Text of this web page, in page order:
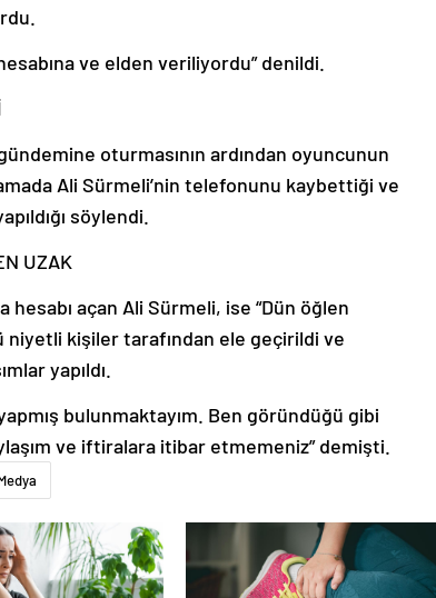
ve elden veriliyordu” denildi.
oturmasının ardından oyuncunun
Ali Sürmeli’nin telefonunu kaybettiği ve
söylendi.
UZAK
hesabı açan Ali Sürmeli, ise “Dün öğlen
niyetli kişiler tarafından ele geçirildi ve
yapıldı.
bulunmaktayım. Ben göründüğü gibi
ve iftiralara itibar etmemeniz” demişti.